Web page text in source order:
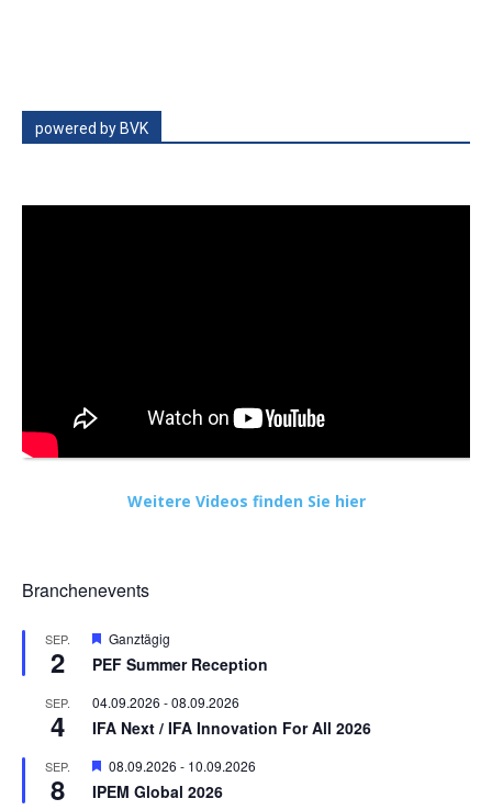
powered by BVK
Weitere Videos finden Sie hier
Branchenevents
SEP.
2
Hervorgehoben
Ganztägig
PEF Summer Reception
SEP.
4
04.09.2026 -08.09.2026
IFA Next / IFA Innovation For All 2026
SEP.
8
Hervorgehoben
08.09.2026 - 10.09.2026
IPEM Global 2026